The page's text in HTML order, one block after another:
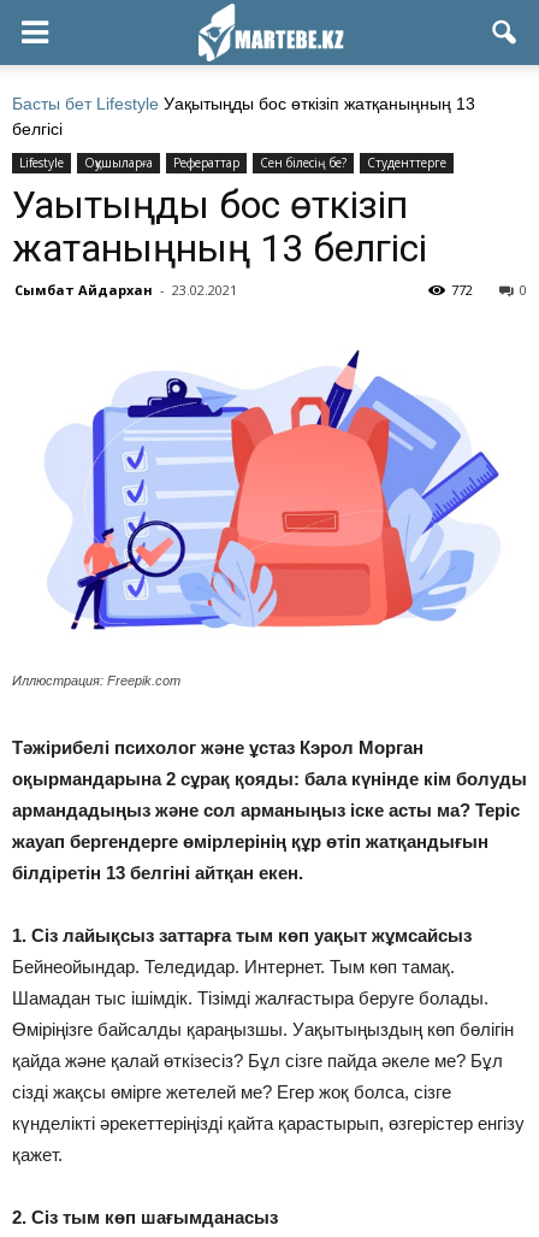
Басты бет Lifestyle Уақытыңды бос өткізіп жатқаныңның 13
белгісі
Lifestyle Оқушыларға Рефераттар Сен білесің бе? Студенттерге
Уақытыңды бос өткізіп
жатқаныңның 13 белгісі
Сымбат Айдархан - 23.02.2021 0
772
Иллюстрация: Freepik.com
Тәжірибелі психолог және ұстаз Кэрол Морган
оқырмандарына 2 сұрақ қояды: бала күнінде кім болуды
армандадыңыз және сол арманыңыз іске асты ма? Теріс
жауап бергендерге өмірлерінің құр өтіп жатқандығын
білдіретін 13 белгіні айтқан екен.
1. Сіз лайықсыз заттарға тым көп уақыт жұмсайсыз
Бейнеойындар. Теледидар. Интернет. Тым көп тамақ.
Шамадан тыс ішімдік. Тізімді жалғастыра беруге болады.
Өміріңізге байсалды қараңызшы. Уақытыңыздың көп бөлігін
қайда және қалай өткізесіз? Бұл сізге пайда әкеле ме? Бұл
сізді жақсы өмірге жетелей ме? Егер жоқ болса, сізге
күнделікті әрекеттеріңізді қайта қарастырып, өзгерістер енгізу
қажет.
2. Сіз тым көп шағымданасыз